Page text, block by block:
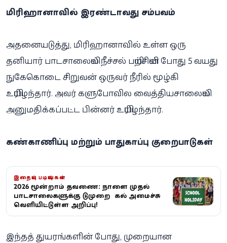
மிரிஹானாவில் இரண்டாவது சம்பவம்
அதனையடுத்து, மிரிஹானாவில் உள்ள ஒரு
தனியார் பாடசாலையில் நீச்சல் பயிற்சியின் போது 5 வயது
நுகேகொடை சிறுவன் ஒருவர் நீரில் மூழ்கி
உயிரிழந்தார். அவர் களுபோவில வைத்தியசாலையில்
அனுமதிக்கப்பட்ட பின்னர் உயிரிழந்தார்.
கண்காணிப்பு மற்றும் பாதுகாப்பு குறைபாடுகள்
இதையும் படியுங்கள்
2026 மூன்றாம் தவணை: நாளை முதல்
பாடசாலைகளுக்கு விடுமுறை – கல்வி அமைச்சு
வெளியிட்டுள்ள அறிவிப்பு!
இந்தத் துயரங்களின் போது, முறையான